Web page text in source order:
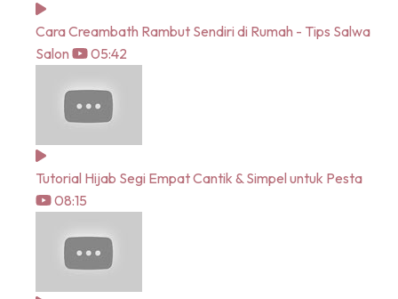
Cara Creambath Rambut Sendiri di Rumah - Tips Salwa
Salon
05:42
Tutorial Hijab Segi Empat Cantik & Simpel untuk Pesta
08:15